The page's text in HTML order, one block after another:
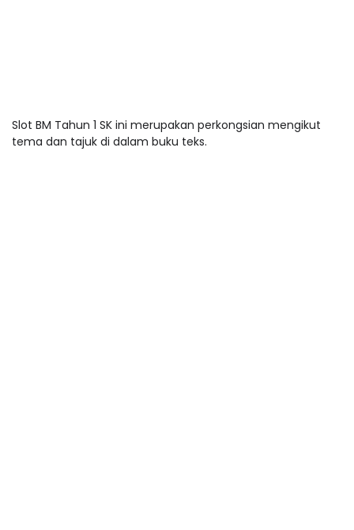
Slot BM Tahun 1 SK ini merupakan perkongsian mengikut
tema dan tajuk di dalam buku teks.